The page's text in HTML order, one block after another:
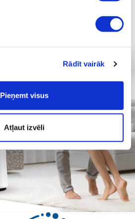
Rādīt vairāk
Pieņemt visus
Atļaut izvēli